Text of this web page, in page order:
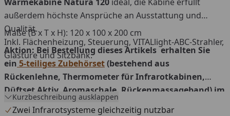
außerdem höchste Ansprüche an Ausstattung und
Qualität.
Inkl. Flächenheizung, Steuerung, VITALlight-ABC-Strahler,
Glastüre und Sitzbank.
Maße (B x T x H): 120 x 100 x 200 cm
Aktion: Bei Bestellung dieses Artikels erhalten Sie
ein 5-teiliges Zubehörset(bestehend aus
Rückenlehne, Thermometer für Infrarotkabinen,
Düftset Aktiv, Aromaschale, Rückenmassageband) im
Gesamtwert von 139 € kostenlos! Der Gratis-Artikel
Kurzbeschreibung ausklappen
Zwei Infrarotsysteme gleichzeitig nutzbar